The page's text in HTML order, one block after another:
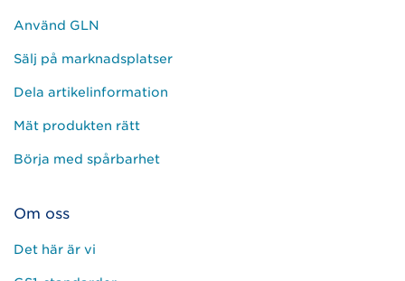
Använd GLN
Sälj på marknadsplatser
Dela artikelinformation
Mät produkten rätt
Börja med spårbarhet
Om oss
Det här är vi